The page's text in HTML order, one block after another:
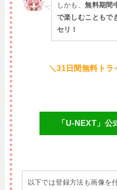
しかも、無料期間
で楽しむこともで
セリ！
＼31日間無料トラ
「U-NEXT」公
以下では登録方法も画像を